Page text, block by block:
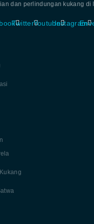
dan perlindungan kukang di
TwitterYoutubeInstagram